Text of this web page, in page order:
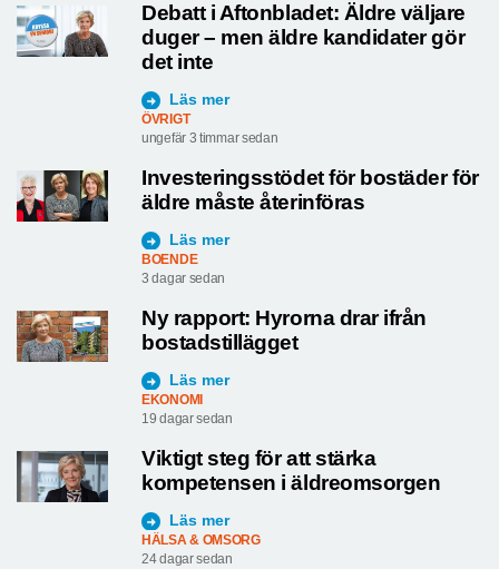
Debatt i Aftonbladet: Äldre väljare
duger – men äldre kandidater gör
det inte
Läs mer
ÖVRIGT
ungefär 3 timmar sedan
Investeringsstödet för bostäder för
äldre måste återinföras
Läs mer
BOENDE
3 dagar sedan
Ny rapport: Hyrorna drar ifrån
bostadstillägget
Läs mer
EKONOMI
19 dagar sedan
Viktigt steg för att stärka
kompetensen i äldreomsorgen
Läs mer
HÄLSA & OMSORG
24 dagar sedan